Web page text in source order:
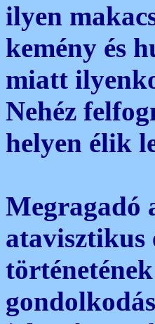
ilyen
kemény és
miatt
Nehéz
helyen élik
Megragadó
atavisztikus